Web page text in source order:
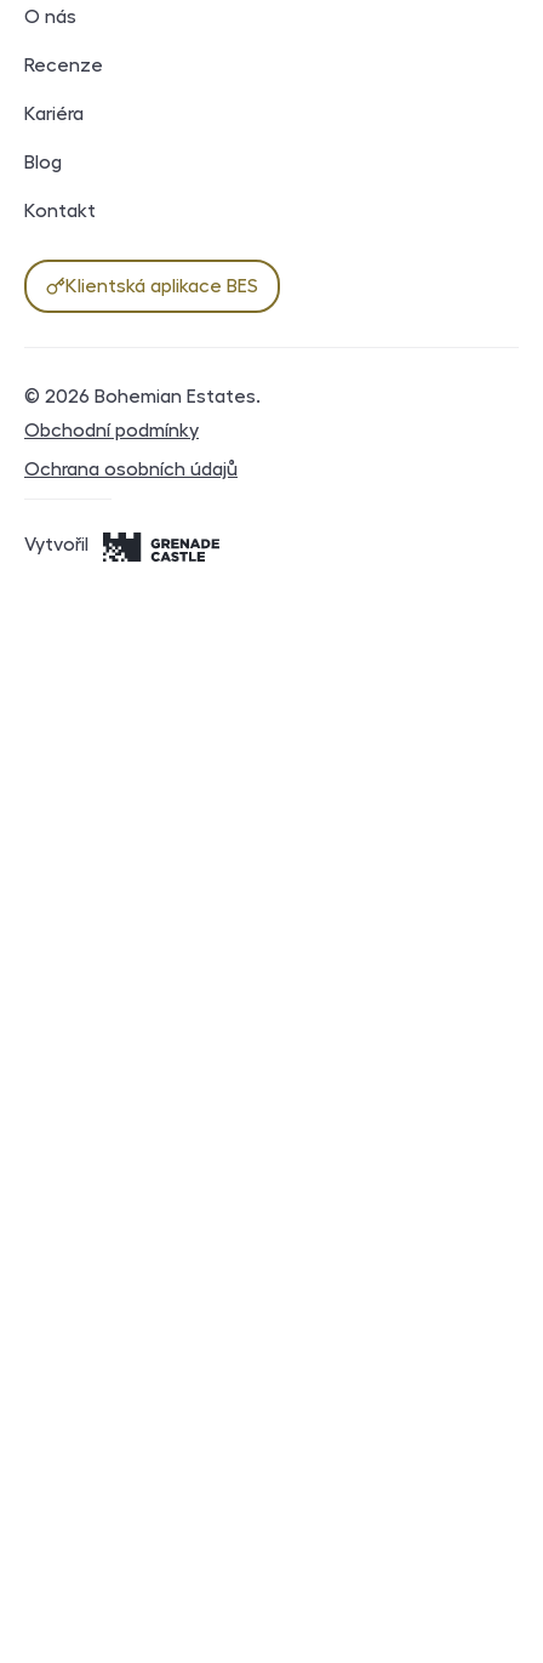
O nás
Recenze
Kariéra
Blog
Kontakt
Klientská aplikace BES
© 2026 Bohemian Estates.
Právní dokumenty
Obchodní podmínky
Ochrana osobních údajů
Vytvořil